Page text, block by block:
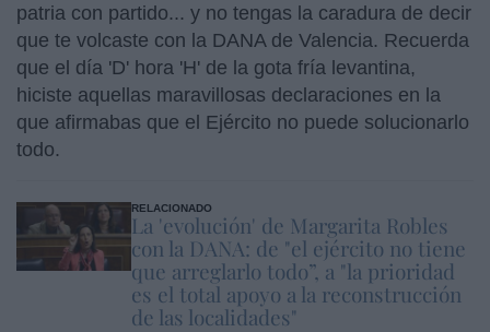
patria con partido... y no tengas la caradura de decir
que te volcaste con la DANA de Valencia. Recuerda
que el día 'D' hora 'H' de la gota fría levantina,
hiciste aquellas maravillosas declaraciones en la
que afirmabas que el Ejército no puede solucionarlo
todo.
RELACIONADO
La 'evolución' de Margarita Robles
con la DANA: de "el ejército no tiene
que arreglarlo todo”, a "la prioridad
es el total apoyo a la reconstrucción
de las localidades"